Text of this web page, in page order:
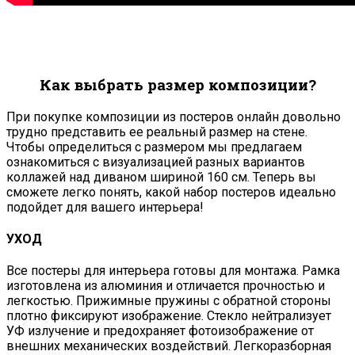
Как выбрать размер композиции?
При покупке композиции из постеров онлайн довольно
трудно представить ее реальный размер на стене.
Чтобы определиться с размером мы предлагаем
ознакомиться с визуализацией разных вариантов
коллажей над диваном шириной 160 см. Теперь вы
сможете легко понять, какой набор постеров идеально
подойдет для вашего интерьера!
УХОД
Все постеры для интерьера готовы для монтажа. Рамка
изготовлена из алюминия и отличается прочностью и
легкостью. Прижимные пружины с обратной стороны
плотно фиксируют изображение. Стекло нейтрализует
УФ излучение и предохраняет фотоизображение от
внешних механических воздействий. Легкоразборная